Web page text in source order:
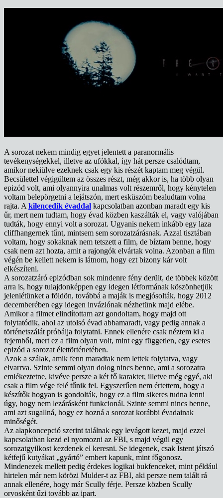
A sorozat nekem mindig egyet jelentett a paranormális
tevékenységekkel, illetve az ufókkal, így hát persze csalódtam,
amikor nekiülve ezeknek csak egy kis részét kaptam meg végül.
Becsülettel végigültem az összes részt, még akkor is, ha több olyan
epizód volt, ami olyannyira unalmas volt részemről, hogy kénytelen
voltam belepörgetni a lejátszón, mert esküszöm bealudtam volna
rajta. A kilencedik évaddal kapcsolatban azonban maradt egy kis
űr, mert nem tudtam, hogy évad közben kaszálták el, vagy valójában
tudták, hogy ennyi volt a sorozat. Ugyanis nekem inkább egy laza
cliffhangernek tűnt, mintsem sem sorozatzárásnak. Azzal tisztában
voltam, hogy sokaknak nem tetszett a film, de bíztam benne, hogy
csak nem azt hozta, amit a rajongók elvártak volna. Azonban a film
végén be kellett nekem is látnom, hogy ezt bizony kár volt
elkészíteni.
A sorozatzáró epizódban sok mindenre fény derült, de többek között
arra is, hogy tulajdonképpen egy idegen létformának köszönhetjük
jelenlétünket a földön, továbbá a maják is megjósolták, hogy 2012
decemberében egy idegen inváziónak nézhetünk majd elébe.
Amikor a filmet elindítottam azt gondoltam, hogy majd ott
folytatódik, ahol az utolsó évad abbamaradt, vagy pedig annak a
történetszálát próbálja folytatni. Ennek ellenére csak néztem ki a
fejemből, mert ez a film olyan volt, mint egy független, egy esetes
epizód a sorozat élettörténetében.
Azok a szálak, amik fenn maradtak nem lettek folytatva, vagy
elvarrva. Szinte semmi olyan dolog nincs benne, ami a sorozatra
emlékeztetne, kivéve persze a két fő karakter, illetve még egyé, aki
csak a film vége felé tűnik fel. Egyszerűen nem értettem, hogy a
készítők hogyan is gondolták, hogy ez a film sikeres tudna lenni
úgy, hogy nem lezárásként funkcionál. Szinte semmi nincs benne,
ami azt sugallná, hogy ez hozná a sorozat korábbi évadainak
minőségét.
Az alapkoncepció szerint találnak egy levágott kezet, majd ezzel
kapcsolatban kezd el nyomozni az FBI, s majd végül egy
sorozatgyilkost kezdenek el keresni. Se idegenek, csak Istent játszó
kétfejű kutyákat „gyártó” embert kapunk, mint főgonosz.
Mindenezek mellett pedig érdekes logikai bukfenceket, mint például
hirtelen már nem körözi Mulder-t az FBI, aki persze nem talált rá
annak ellenére, hogy már Scully férje. Persze közben Scully
orvosként űzi tovább az ipart.